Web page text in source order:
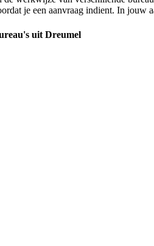
je een aanvraag indient. In jouw
uit Dreumel